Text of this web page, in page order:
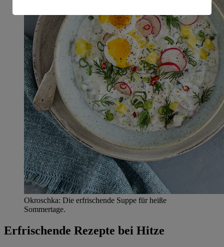
Okroschka: Die erfrischende Suppe für heiße
Sommertage.
Erfrischende Rezepte bei Hitze
Informationen zum Herausgeber der Seite findest du
imImpressum